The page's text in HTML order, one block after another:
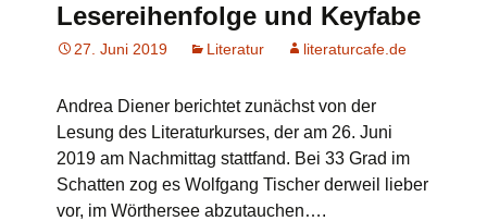
Lesereihenfolge und Keyfabe
27. Juni 2019 Literatur literaturcafe.de
Andrea Diener berichtet zunächst von der
Lesung des Literaturkurses, der am 26. Juni
2019 am Nachmittag stattfand. Bei 33 Grad im
Schatten zog es Wolfgang Tischer derweil lieber
vor, im Wörthersee abzutauchen….